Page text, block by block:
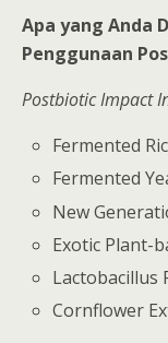
Apa yang Anda
Penggunaan
Postbiotic Impact
Fermented
Fermented
New
Exotic Plant-
Lactobacillus
Cornflower